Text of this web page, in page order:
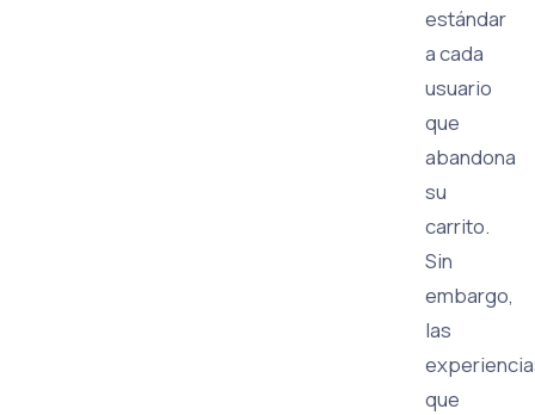
estándar
a cada
usuario
que
abandona
su
carrito.
Sin
embargo,
las
que